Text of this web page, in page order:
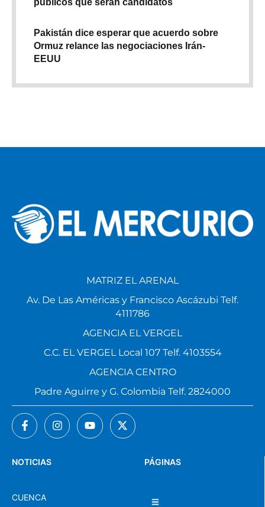
Pakistán dice esperar que acuerdo sobre
Ormuz relance las negociaciones Irán-
EEUU
PÁGINAS
NOTICIAS
CUENCA
MATRIZ EL ARENAL
Av. De Las Américas y Francisco Ascázubi Telf.
4111786
AGENCIA EL VERGEL
C.C. EL VERGEL Local 107 Telf. 4103554
AGENCIA CENTRO
Padre Aguirre y G. Colombia Telf. 2824000